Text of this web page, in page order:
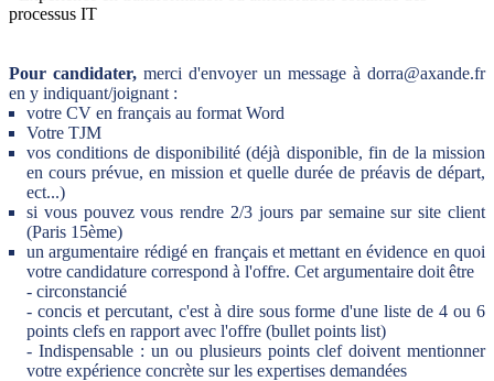
processus IT
Pour candidater, merci d'envoyer un message à dorra@axande.fr
en y indiquant/joignant :
votre CV en français au format Word
Votre TJM
vos conditions de disponibilité (déjà disponible, fin de la mission
en cours prévue, en mission et quelle durée de préavis de départ,
ect...)
si vous pouvez vous rendre 2/3 jours par semaine sur site client
(Paris 15ème)
un argumentaire rédigé en français et mettant en évidence en quoi
votre candidature correspond à l'offre. Cet argumentaire doit être
- circonstancié
- concis et percutant, c'est à dire sous forme d'une liste de 4 ou 6
points clefs en rapport avec l'offre (bullet points list)
- Indispensable : un ou plusieurs points clef doivent mentionner
votre expérience concrète sur les expertises demandées